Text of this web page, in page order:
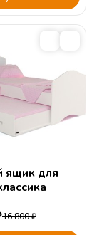
ящик для
16 800₽